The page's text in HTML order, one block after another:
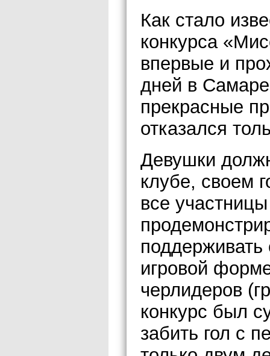
Как стало
конкурса
впервые и
дней в
прекрасные
отказался
Девушки
клубе, своем
все
игровой
черлидеров
конкурс был
забить гол с